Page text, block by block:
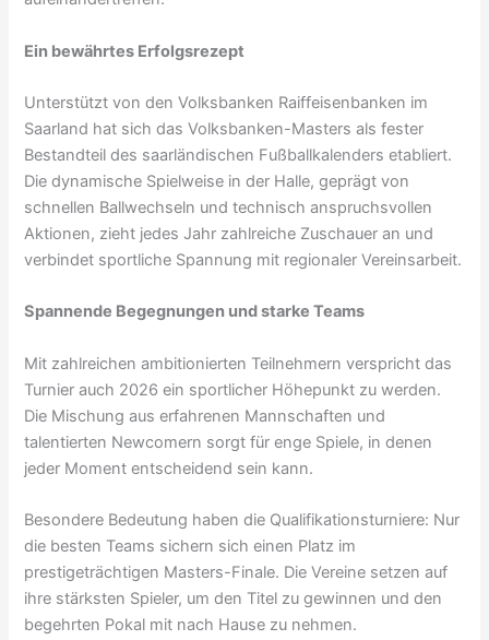
Ein bewährtes Erfolgsrezept
Unterstützt von den Volksbanken Raiffeisenbanken im
Saarland hat sich das Volksbanken-Masters als fester
Bestandteil des saarländischen Fußballkalenders etabliert.
Die dynamische Spielweise in der Halle, geprägt von
schnellen Ballwechseln und technisch anspruchsvollen
Aktionen, zieht jedes Jahr zahlreiche Zuschauer an und
verbindet sportliche Spannung mit regionaler Vereinsarbeit.
Spannende Begegnungen und starke Teams
Mit zahlreichen ambitionierten Teilnehmern verspricht das
Turnier auch 2026 ein sportlicher Höhepunkt zu werden.
Die Mischung aus erfahrenen Mannschaften und
talentierten Newcomern sorgt für enge Spiele, in denen
jeder Moment entscheidend sein kann.
Besondere Bedeutung haben die Qualifikationsturniere: Nur
die besten Teams sichern sich einen Platz im
prestigeträchtigen Masters-Finale. Die Vereine setzen auf
ihre stärksten Spieler, um den Titel zu gewinnen und den
begehrten Pokal mit nach Hause zu nehmen.